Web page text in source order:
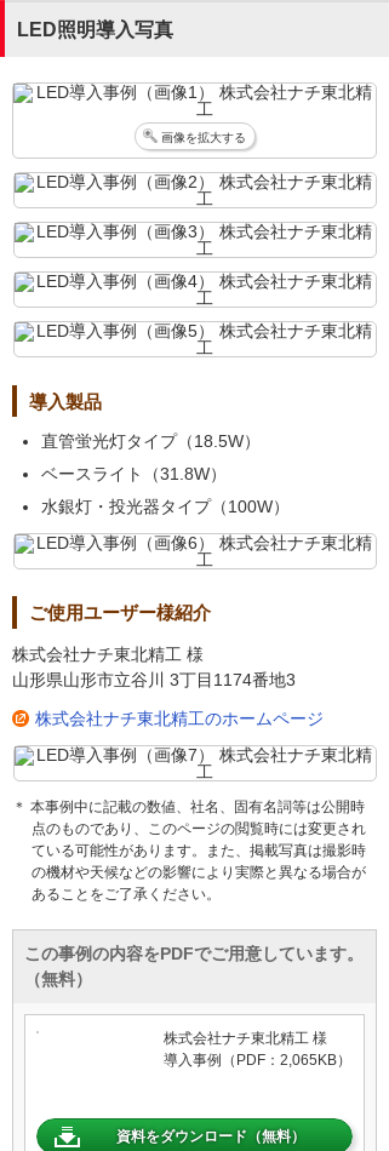
LED照明導入写真
画像を拡大する
導入製品
直管蛍光灯タイプ（18.5W）
ベースライト（31.8W）
水銀灯・投光器タイプ（100W）
ご使用ユーザー様紹介
株式会社ナチ東北精工 様
山形県山形市立谷川 3丁目1174番地3
株式会社ナチ東北精工のホームページ
＊ 本事例中に記載の数値、社名、固有名詞等は公開時
点のものであり、このページの閲覧時には変更され
ている可能性があります。また、掲載写真は撮影時
の機材や天候などの影響により実際と異なる場合が
あることをご了承ください。
この事例の内容をPDFでご用意しています。
（無料）
株式会社ナチ東北精工 様
導入事例（PDF：2,065KB）
資料をダウンロード（無料）